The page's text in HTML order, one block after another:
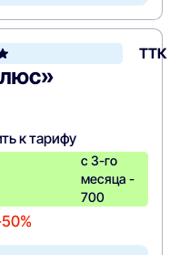
ТТК
к тарифу
с 3-го
месяца -
700